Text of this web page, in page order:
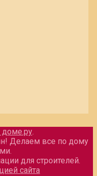
доме.ру.
Делаем все по дому
для строителей.
сайта